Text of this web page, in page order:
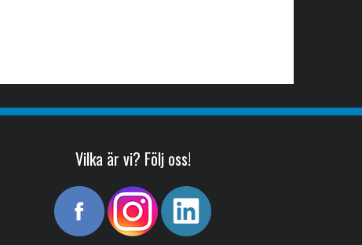
Vilka är vi? Följ oss!